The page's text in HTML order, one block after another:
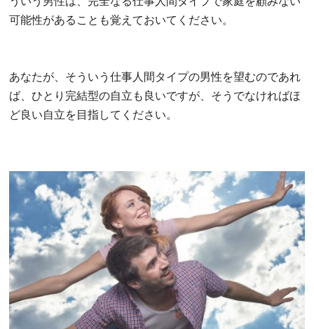
可能性があることも覚えておいてください。
あなたが、そういう仕事人間タイプの男性を望むのであれ
ば、ひとり完結型の自立も良いですが、そうでなければほ
ど良い自立を目指してください。